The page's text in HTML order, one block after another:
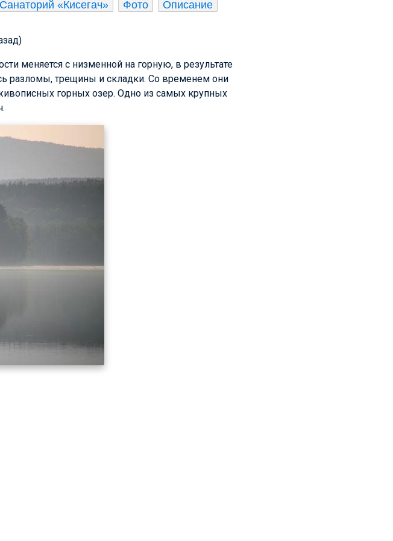
Санаторий «Кисегач» Фото
Описание
меняется с низменной на горную, в результате
разломы, трещины и складки. Со временем они
горных озер. Одно из самых крупных